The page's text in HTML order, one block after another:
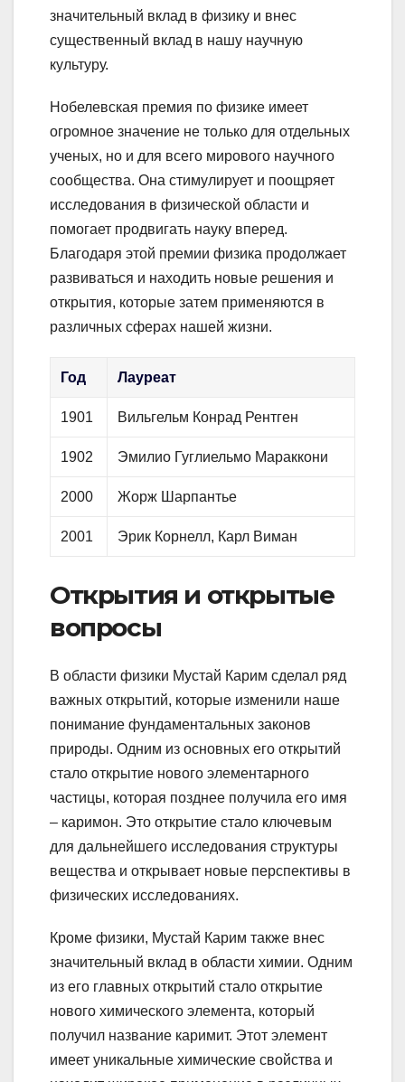
значительный вклад в физику и внес
существенный вклад в нашу научную
культуру.
Нобелевская премия по физике имеет
огромное значение не только для отдельных
ученых, но и для всего мирового научного
сообщества. Она стимулирует и поощряет
исследования в физической области и
помогает продвигать науку вперед.
Благодаря этой премии физика продолжает
развиваться и находить новые решения и
открытия, которые затем применяются в
различных сферах нашей жизни.
Год Лауреат
1901 Вильгельм Конрад Рентген
1902 Эмилио Гуглиельмо Мараккони
2000 Жорж Шарпантье
2001 Эрик Корнелл, Карл Виман
Открытия и открытые
вопросы
В области физики Мустай Карим сделал ряд
важных открытий, которые изменили наше
понимание фундаментальных законов
природы. Одним из основных его открытий
стало открытие нового элементарного
частицы, которая позднее получила его имя
– каримон. Это открытие стало ключевым
для дальнейшего исследования структуры
вещества и открывает новые перспективы в
физических исследованиях.
Кроме физики, Мустай Карим также внес
значительный вклад в области химии. Одним
из его главных открытий стало открытие
нового химического элемента, который
получил название каримит. Этот элемент
имеет уникальные химические свойства и